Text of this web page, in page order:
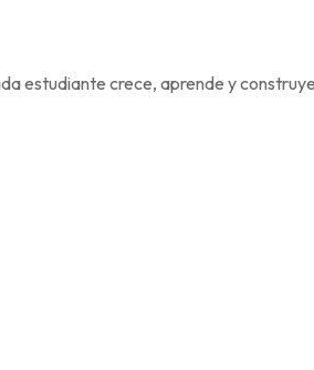
estudiante crece, aprende y